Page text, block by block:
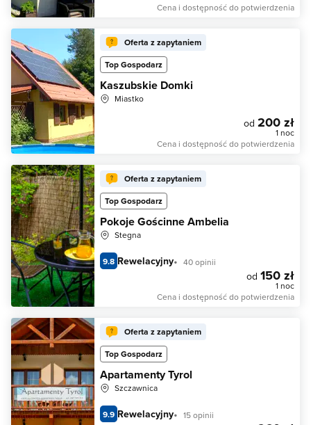
Cena i dostępność do potwierdzenia
Oferta z zapytaniem
Top Gospodarz
Kaszubskie Domki
Miastko
od 200 zł
1 noc
Cena i dostępność do potwierdzenia
Oferta z zapytaniem
Top Gospodarz
Pokoje Gościnne Ambelia
Stegna
9.8 Rewelacyjny 40 opinii
od 150 zł
1 noc
Cena i dostępność do potwierdzenia
Oferta z zapytaniem
Top Gospodarz
Apartamenty Tyrol
Szczawnica
9.9 Rewelacyjny 15 opinii